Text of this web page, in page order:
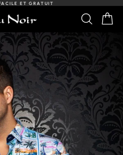
Pause
ET GRATUIT